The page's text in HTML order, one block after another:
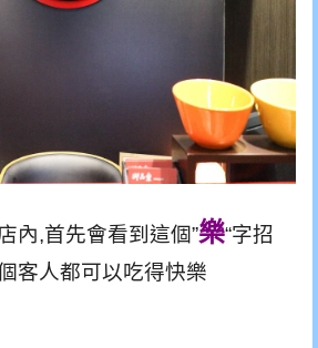
內,首先會看到這個”樂“字招
客人都可以吃得快樂